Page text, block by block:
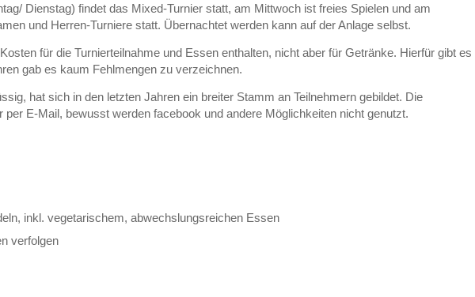
Dienstag) findet das Mixed-Turnier statt, am Mittwoch ist freies Spielen und am
und Herren-Turniere statt. Übernachtet werden kann auf der Anlage selbst.
für die Turnierteilnahme und Essen enthalten, nicht aber für Getränke. Hierfür gibt es
gab es kaum Fehlmengen zu verzeichnen.
hat sich in den letzten Jahren ein breiter Stamm an Teilnehmern gebildet. Die
per E-Mail, bewusst werden facebook und andere Möglichkeiten nicht genutzt.
inkl. vegetarischem, abwechslungsreichen Essen
verfolgen